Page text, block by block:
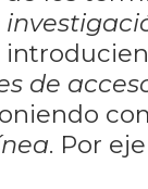
de
. Por